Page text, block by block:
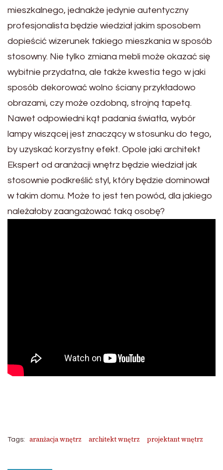
mieszkalnego, jednakże jedynie autentyczny
profesjonalista będzie wiedział jakim sposobem
dopieścić wizerunek takiego mieszkania w sposób
stosowny. Nie tylko zmiana mebli może okazać się
wybitnie przydatna, ale także kwestia tego w jaki
sposób dekorować wolno ściany przykładowo
obrazami, czy może ozdobną, strojną tapetą.
Nawet odpowiedni kąt padania światła, wybór
lampy wiszącej jest znaczący w stosunku do tego,
by uzyskać korzystny efekt. Opole jaki architekt
Ekspert od aranżacji wnętrz będzie wiedział jak
stosownie podkreślić styl, który będzie dominował
w takim domu. Może to jest ten powód, dla jakiego
należałoby zaangażować taką osobę?
Tags: aranżacja wnętrz architekt wnętrz projektant wnętrz